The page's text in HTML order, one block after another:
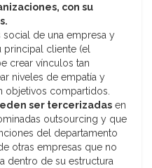
con su
de una empresa y
principal cliente (el
crear vínculos tan
niveles de empatía y
compartidos.
ser tercerizadas en
outsourcing y que
del departamento
otras empresas que no
dentro de su estructura